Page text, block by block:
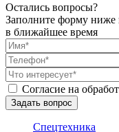
Остались вопросы?
Заполните форму ниже
в ближайшее время
Согласие на
Спецтехника